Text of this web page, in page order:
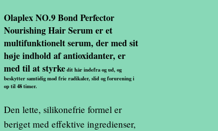
Olaplex NO.9 Bond Perfector
Nourishing Hair Serum er et
multifunktionelt serum, der med sit
høje indhold af antioxidanter, er
med til at styrkedit hår indefra og ud, og
beskytter samtidig mod frie radikaler, slid og forurening i
op til 48 timer.
Den lette, silikonefrie formel er
beriget med effektive ingredienser,